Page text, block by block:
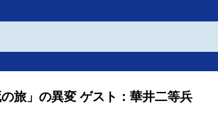
旅」の異変 ゲスト：華井二等兵